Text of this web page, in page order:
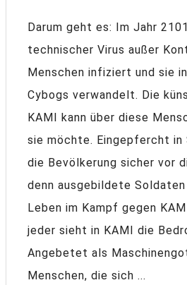
Darum geht es: Im Jahr
technischer Virus außer
Menschen infiziert und sie
Cybogs verwandelt. Die
KAMI kann über diese
sie möchte. Eingepfercht in
die Bevölkerung sicher vor
denn ausgebildete
Leben im Kampf gegen
jeder sieht in KAMI die
Angebetet als
Menschen, die sich ...